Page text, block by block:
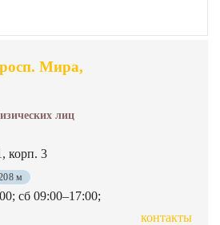
Мира,
лиц
корп. 3
м
сб 09:00–17:00;
контакты